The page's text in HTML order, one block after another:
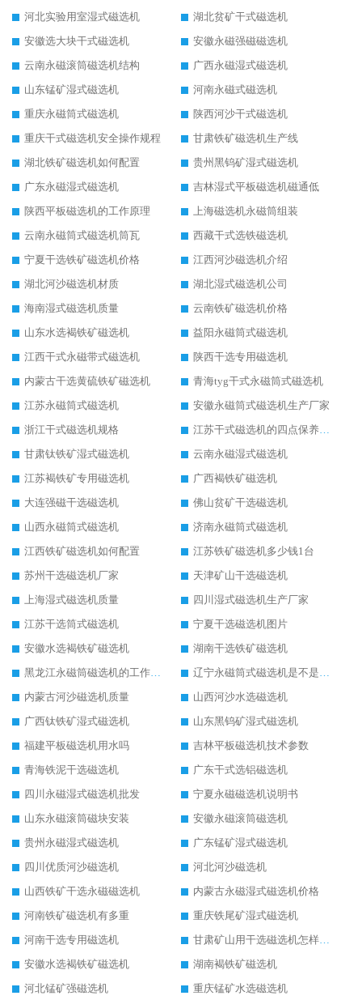
河北实验用室湿式磁选机
湖北贫矿干式磁选机
安徽选大块干式磁选机
安徽永磁强磁磁选机
云南永磁滚筒磁选机结构
广西永磁湿式磁选机
山东锰矿湿式磁选机
河南永磁式磁选机
重庆永磁筒式磁选机
陕西河沙干式磁选机
重庆干式磁选机安全操作规程
甘肃铁矿磁选机生产线
湖北铁矿磁选机如何配置
贵州黑钨矿湿式磁选机
广东永磁湿式磁选机
吉林湿式平板磁选机磁通低
陕西平板磁选机的工作原理
上海磁选机永磁筒组装
云南永磁筒式磁选机筒瓦
西藏干式选铁磁选机
宁夏干选铁矿磁选机价格
江西河沙磁选机介绍
湖北河沙磁选机材质
湖北湿式磁选机公司
海南湿式磁选机质量
云南铁矿磁选机价格
山东水选褐铁矿磁选机
益阳永磁筒式磁选机
江西干式永磁带式磁选机
陕西干选专用磁选机
内蒙古干选黄硫铁矿磁选机
青海tyg干式永磁筒式磁选机
江苏永磁筒式磁选机
安徽永磁筒式磁选机生产厂家
浙江干式磁选机规格
江苏干式磁选机的四点保养秘籍
甘肃钛铁矿湿式磁选机
云南永磁湿式磁选机
江苏褐铁矿专用磁选机
广西褐铁矿磁选机
大连强磁干选磁选机
佛山贫矿干选磁选机
山西永磁筒式磁选机
济南永磁筒式磁选机
江西铁矿磁选机如何配置
江苏铁矿磁选机多少钱1台
苏州干选磁选机厂家
天津矿山干选磁选机
上海湿式磁选机质量
四川湿式磁选机生产厂家
江苏干选筒式磁选机
宁夏干选磁选机图片
安徽水选褐铁矿磁选机
湖南干选铁矿磁选机
黑龙江永磁筒磁选机的工作原理
辽宁永磁筒式磁选机是不是强磁
内蒙古河沙磁选机质量
山西河沙水选磁选机
广西钛铁矿湿式磁选机
山东黑钨矿湿式磁选机
福建平板磁选机用水吗
吉林平板磁选机技术参数
青海铁泥干选磁选机
广东干式选铝磁选机
四川永磁湿式磁选机批发
宁夏永磁磁选机说明书
山东永磁滚筒磁块安装
安徽永磁滚筒磁选机
贵州永磁湿式磁选机
广东锰矿湿式磁选机
四川优质河沙磁选机
河北河沙磁选机
山西铁矿干选永磁磁选机
内蒙古永磁湿式磁选机价格
河南铁矿磁选机有多重
重庆铁尾矿湿式磁选机
河南干选专用磁选机
甘肃矿山用干选磁选机怎样调磁
安徽水选褐铁矿磁选机
湖南褐铁矿磁选机
河北锰矿强磁选机
重庆锰矿水选磁选机